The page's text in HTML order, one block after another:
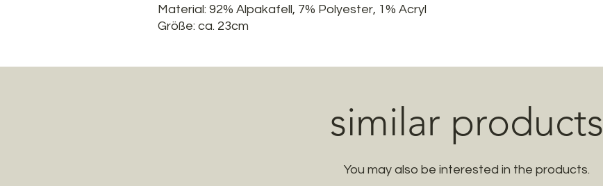
Material: 92% Alpakafell, 7% Polyester, 1% Acryl
Größe: ca. 23cm
similar products
You may also be interested in the products.